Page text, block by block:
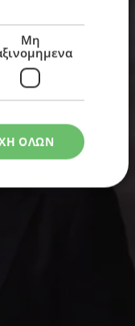
Μη
ΟΛΩΝ